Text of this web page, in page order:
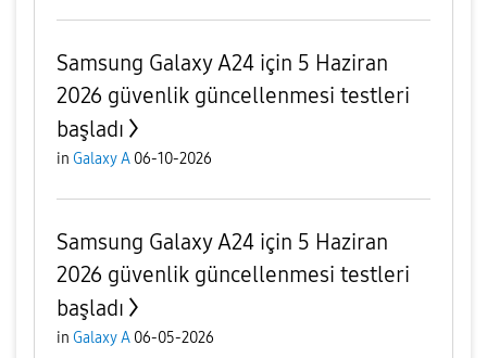
Samsung Galaxy A24 için 5 Haziran
2026 güvenlik güncellenmesi testleri
başladı
in Galaxy A 06-10-2026
Samsung Galaxy A24 için 5 Haziran
2026 güvenlik güncellenmesi testleri
başladı
in Galaxy A 06-05-2026